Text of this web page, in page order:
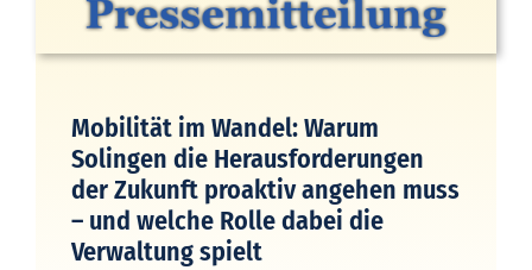
Mobilität im Wandel: Warum
Solingen die Herausforderungen
der Zukunft proaktiv angehen muss
– und welche Rolle dabei die
Verwaltung spielt